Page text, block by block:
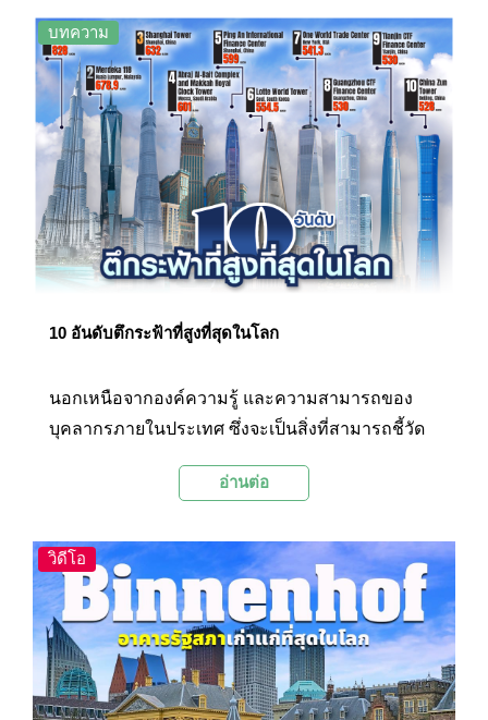
กของนครสวรรค์ที่นักท่องเที่ยวนิยมมาเที่ยวชม เดิน
เล่น ชมวิว ดูพระอาทิตย์ตกดิน และถ่ายภาพความ
สวยงามของอาคารและทิวทัศน์แม่น้ำโดยรอบกัน
อย่างเพลิดเพลิน
บทความ
10 อันดับตึกระฟ้าที่สูงที่สุดในโลก
นอกเหนือจากองค์ความรู้ และความสามารถของ
บุคลากรภายในประเทศ ซึ่งจะเป็นสิ่งที่สามารถชี้วัด
ก้าวหน้าทางเศรษฐกิจได้แล้ว ยังมีอีกสิ่งหนึ่งที่บ่งชี้
โครงสร้างของอาคารที่ยิ่งใหญ่ สูงเสียดฟ้า สวยงาม
ตระการตา และทันสมัย ที่ทำหน้าที่เป็นทั้งสถาน
ปฏิบัติการ สถาบันการเงิน ที่พักอาศัย ตลอดจนเป็นจุด
ชมวิวสำคัญของเมืองในประเทศนั้นๆ วันนี้ Palanla
จะพาไปชมตึกระฟ้าที่ถูกจัดอันดับว่าเป็นตึกที่สูงที่สุด
ในโลกกันค่ะ
อ่านต่อ
วิดีโอ